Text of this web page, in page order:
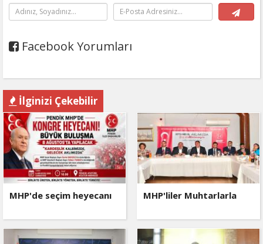
Facebook Yorumları
İlginizi Çekebilir
MHP'de seçim heyecanı MHP'liler Muhtarlarla